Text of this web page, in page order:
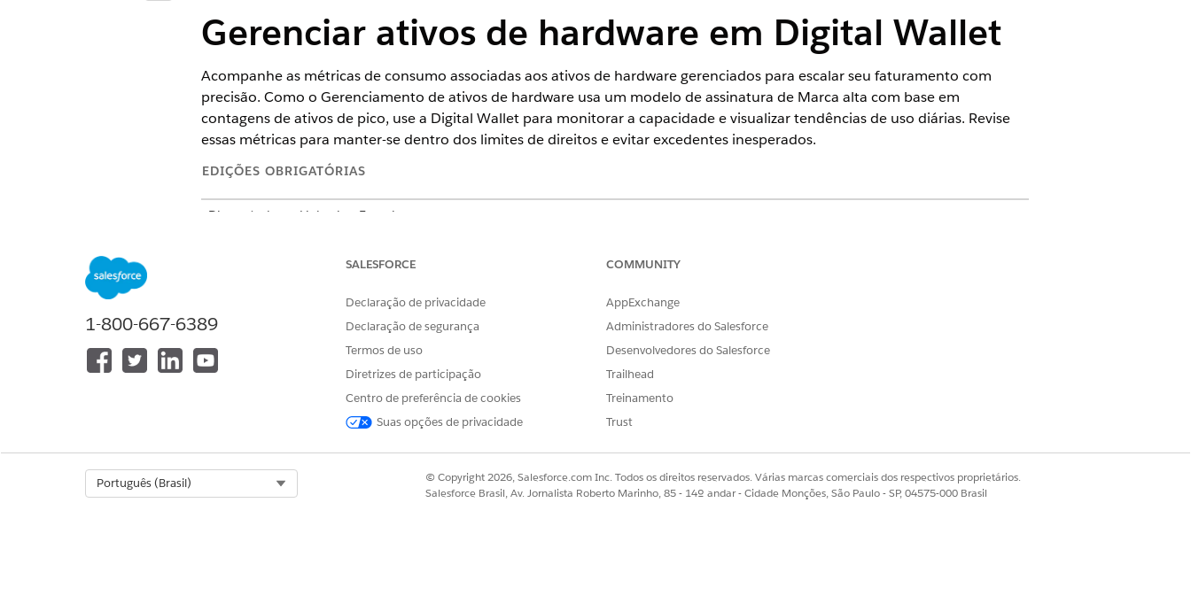
Gerenciar ativos de hardware em Digital Wallet
Acompanhe as métricas de consumo associadas aos ativos de hardware gerenciados para escalar seu faturamento com
precisão. Como o Gerenciamento de ativos de hardware usa um modelo de assinatura de Marca alta com base em
contagens de ativos de pico, use a Digital Wallet para monitorar a capacidade e visualizar tendências de uso diárias. Revise
essas métricas para manter-se dentro dos limites de direitos e evitar excedentes inesperados.
EDIÇÕES OBRIGATÓRIAS
Disponível em: Lightning Experience
Acompanhe as métricas de consumo associadas a ativos de hardware gerenciados para escalar o faturamento com precisão. O
Gerenciamento de ativo de hardware usa um modelo de assinatura de Marca alta com base em contagens de ativos de pico. Use a
Digital Wallet para monitorar a capacidade ativamente e visualizar tendências de uso diárias.
Visualizar ativos gerenciados em Digital Wallet
Acompanhe sua contagem de ativos de hardware gerenciados em um período específico para monitorar o consumo e garantir que o
faturamento seja dimensionado de acordo com as necessidades operacionais. Use essas métricas para comparar o uso atual com um
direito adquirido e identificar picos de inventário que afetam sua marca de água alta.
1-800-667-6389
SALESFORCE
Declaração de privacidade
Declaração de segurança
Termos de uso
Diretrizes de participação
Centro de preferência de cookies
Suas opções de privacidade
COMMUNITY
AppExchange
Administradores do Salesforce
Desenvolvedores do Salesforce
Trailhead
Treinamento
Trust
Português (Brasil)
© Copyright 2026, Salesforce.com Inc. Todos os direitos reservados. Várias marcas comerciais dos respectivos proprietários.
Salesforce Brasil, Av. Jornalista Roberto Marinho, 85 - 14º andar - Cidade Monções, São Paulo - SP, 04575-000 Brasil